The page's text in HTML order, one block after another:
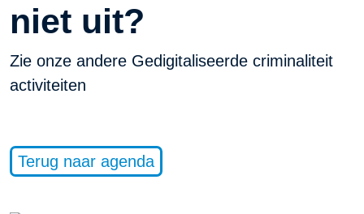
niet uit?
Zie onze andere Gedigitaliseerde criminaliteit
activiteiten
Terug naar agenda